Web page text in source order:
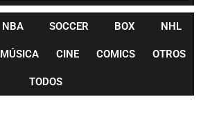
NBA SOCCER BOX NHL
MÚSICA CINE COMICS OTROS
TODOS